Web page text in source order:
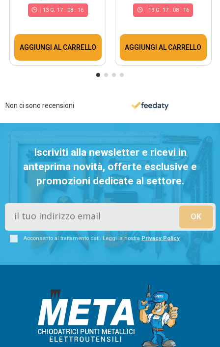
13 G. 17 : 08 : 15
AGGIUNGI AL CARRELLO
13G. 17: 08: 15
AGGIUNGI AL CARRELLO
Non ci sono recensioni
Iscriviti alla newsletter e ricevi in
anteprima novità, offerte esclusive e
promozioni dedicate al settore.
Acconsento al trattamento dati. Leggi la nostraPrivacy Policy